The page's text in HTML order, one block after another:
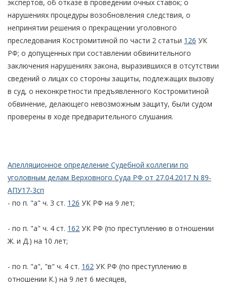
экспертов, об отказе в проведении очных ставок; о
нарушениях процедуры возобновления следствия, о
непринятии решения о прекращении уголовного
преследования Костромитиной по части 2 статьи 126 УК
РФ; о допущенных при составлении обвинительного
заключения нарушениях закона, выразившихся в отсутствии
сведений о лицах со стороны защиты, подлежащих вызову
в суд, о неконкретности предъявленного Костромитиной
обвинение, делающего невозможным защиту, были судом
проверены в ходе предварительного слушания.
Апелляционное определение Судебной коллегии по
уголовным делам Верховного Суда РФ от 27.04.2017 N 89-
АПУ17-3сп
- по п. "а" ч. 3 ст. 126 УК РФ на 9 лет;
- по п. "а" ч. 4 ст. 162 УК РФ (по преступлению в отношении
Ж. и Д.) на 10 лет;
- по п. "а", "в" ч. 4 ст. 162 УК РФ (по преступлению в
отношении К.) на 9 лет 6 месяцев,